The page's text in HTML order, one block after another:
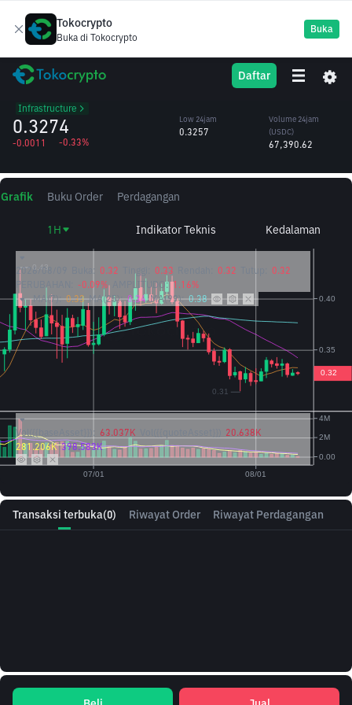
Tokocrypto
Buka di Tokocrypto
Buka
Daftar
TIA Celestia
Infrastructure
0.3274
-0.0011 -0.33%
Low 24jam
0.3257
Volume 24jam
(TIA)
Volume 24jam
(USDC)
67,390.62
Transaksi terbuka(0) Riwayat Order Riwayat Perdagangan
Grafik Buku Order Perdagangan
1H Indikator Teknis Kedalaman
2026/08/09 Buka: 0.32 Tinggi: 0.33 0.32 Tutup:
0.32
PERUBAHAN:
-0.09% AMPLITUDO: 1.16%
MA(7): 0.33 MA(25): 0.34 MA(99): 0.38
Vol({{baseAsset}}): 63.037K
20.638K
281.206K 398.583K